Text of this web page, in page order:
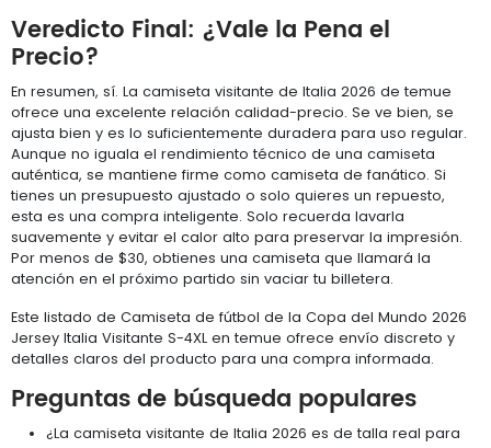
Veredicto Final: ¿Vale la Pena el
Precio?
En resumen, sí. La camiseta visitante de Italia 2026 de temue
ofrece una excelente relación calidad-precio. Se ve bien, se
ajusta bien y es lo suficientemente duradera para uso regular.
Aunque no iguala el rendimiento técnico de una camiseta
auténtica, se mantiene firme como camiseta de fanático. Si
tienes un presupuesto ajustado o solo quieres un repuesto,
esta es una compra inteligente. Solo recuerda lavarla
suavemente y evitar el calor alto para preservar la impresión.
Por menos de $30, obtienes una camiseta que llamará la
atención en el próximo partido sin vaciar tu billetera.
Este listado de Camiseta de fútbol de la Copa del Mundo 2026
Jersey Italia Visitante S-4XL en temue ofrece envío discreto y
detalles claros del producto para una compra informada.
Preguntas de búsqueda populares
¿La camiseta visitante de Italia 2026 es de talla real para